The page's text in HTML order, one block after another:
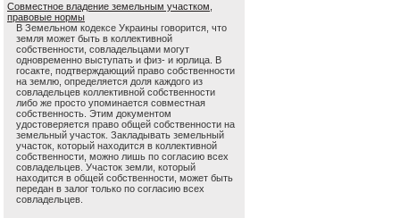
Совместное владение земельным участком,
правовые нормы
В Земельном кодексе Украины говорится, что
земля может быть в коллективной
собственности, совладельцами могут
одновременно выступать и физ- и юрлица. В
госакте, подтверждающий право собственности
на землю, определяется доля каждого из
совладельцев коллективной собственности
либо же просто упоминается совместная
собственность. Этим документом
удостоверяется право общей собственности на
земельный участок. Закладывать земельный
участок, который находится в коллективной
собственности, можно лишь по согласию всех
совладельцев. Участок земли, который
находится в общей собственности, может быть
передан в залог только по согласию всех
совладельцев.